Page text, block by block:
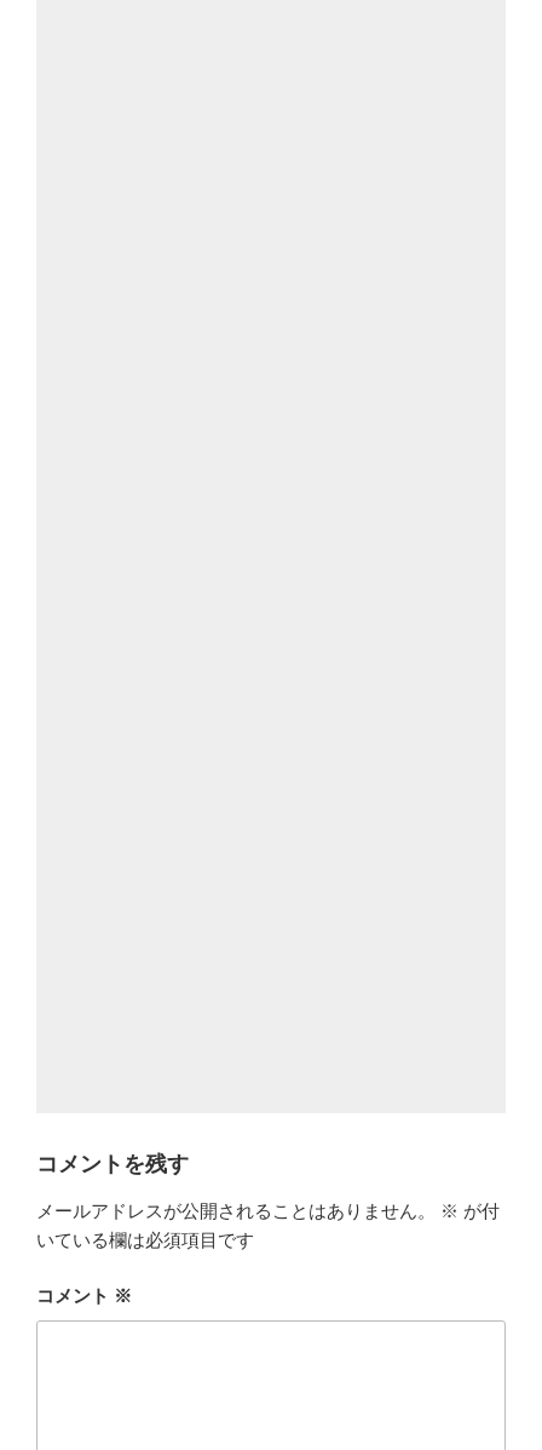
コメントを残す
メールアドレスが公開されることはありません。 ※ が付
いている欄は必須項目です
コメント ※